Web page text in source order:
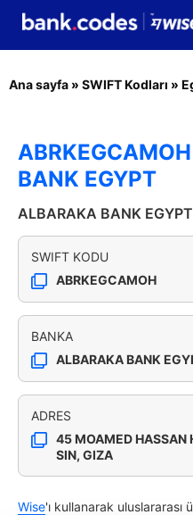
Ana sayfa » SWIFT Kodları »
BANK EGYPT
ALBARAKA BANK
SWIFT KODU
ABRKEGCAMOH
BANKA
ALBARAKA BANK
ADRES
45 MOAMED HASSAN
SIN, GIZA
Wise'ı kullanarak